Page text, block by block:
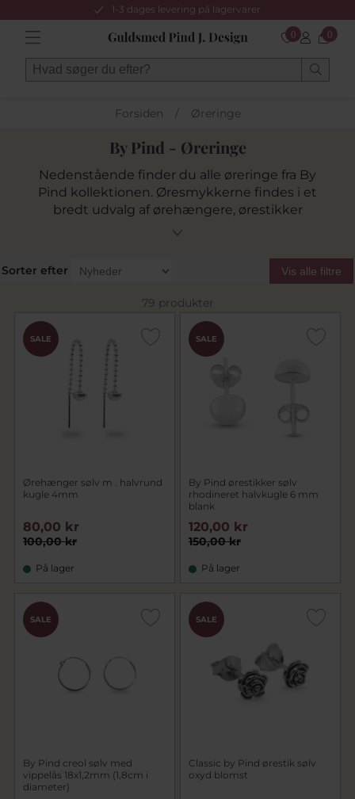
1-3 dages levering på lagervarer
0 0
Forsiden / Øreringe
By Pind - Øreringe
Nedenstående finder du alle øreringe fra By
Pind kollektionen. Øresmykkerne findes i et
bredt udvalg af ørehængere, ørestikker
og creoler i sølv, sølvforgyldt og sortrhodineret.
Sorter efter Vis alle filtre
79 produkter
SALE
Ørehænger sølv m . halvrund
kugle 4mm
100,00 kr
80,00 kr
På lager
SALE
By Pind ørestikker sølv
rhodineret halvkugle 6 mm
blank
150,00 kr
120,00 kr
På lager
SALE
By Pind creol sølv med
vippelås 18x1,2mm (1,8cm i
diameter)
SALE
Classic by Pind ørestik sølv
oxyd blomst